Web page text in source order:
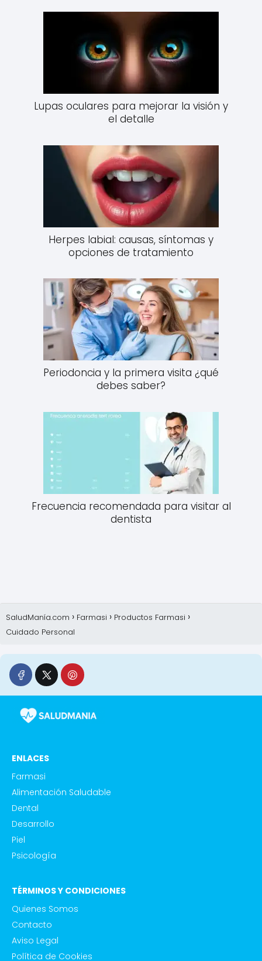
Lupas oculares para mejorar la visión y
el detalle
Herpes labial: causas, síntomas y
opciones de tratamiento
Periodoncia y la primera visita ¿qué
debes saber?
Frecuencia recomendada para visitar al
dentista
SaludManía.com Farmasi
Productos Farmasi
Cuidado Personal
ENLACES
Farmasi
Alimentación Saludable
Dental
Desarrollo
Piel
Psicología
TÉRMINOS Y CONDICIONES
Quienes Somos
Contacto
Aviso Legal
Política de Cookies